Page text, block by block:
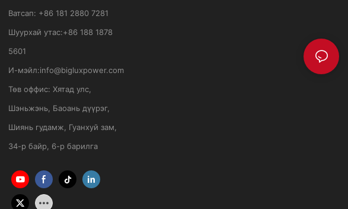
Ватсап: +86 181 2880 7281
Шуурхай утас:+86 188 1878
5601
И-мэйл:info@bigluxpower.com
Төв оффис: Хятад улс,
Шэньжэнь, Баоань дүүрэг,
Шиянь гудамж, Гуанхуй зам,
34-р байр, 6-р барилга